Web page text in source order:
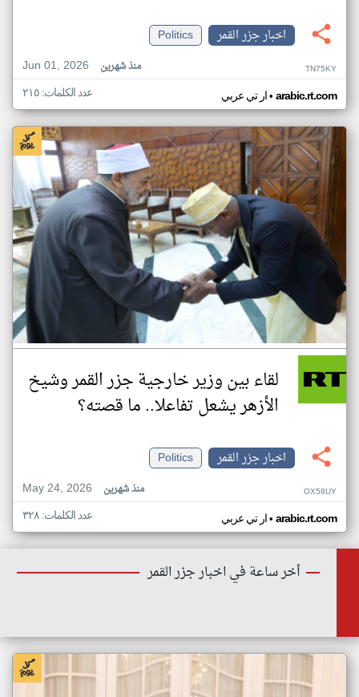
اخبار جزر القمر
Politics
Jun 01, 2026
منذ شهرين TN75KY
ار تي عربي• arabic.rt.com عدد الكلمات: ٢١٥
لقاء بين وزير خارجية جزر القمر وشيخ
الأزهر يشعل تفاعلا.. ما قصته؟
اخبار جزر القمر
Politics
May 24, 2026
منذ شهرين OX58UY
ار تي عربي• arabic.rt.com عدد الكلمات: ٣٢٨
أخر ساعة في اخبار جزر القمر